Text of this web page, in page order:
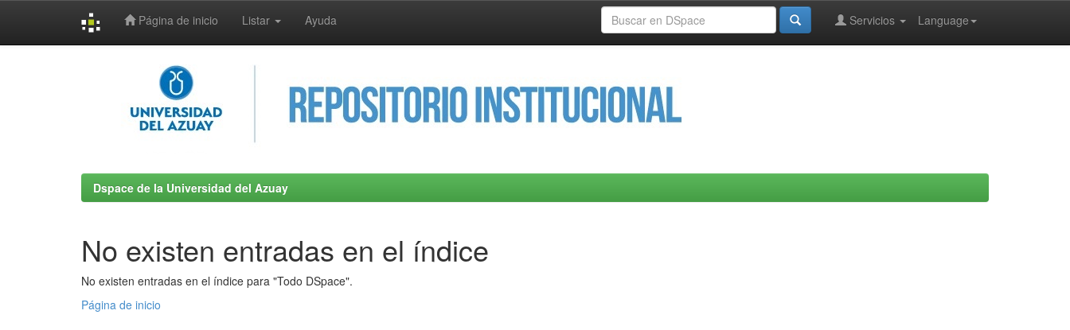
Página de inicio Listar Ayuda Language
Servicios
Dspace de la Universidad del Azuay
No existen entradas en el índice
No existen entradas en el índice para "Todo DSpace".
Página de inicio